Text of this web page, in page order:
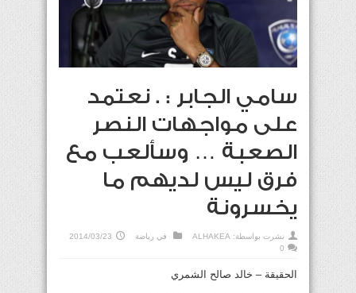
سامي الجابر : . نعتمد
على مواجهات النصر
الصعبة … وسألعب مع
فرق ليس لديهم ما
يخسرونة
نشرت بواسطة: ALHAKEA في رياضة
2014/03/23
0
الحقيقة – خالد صالح الشمري